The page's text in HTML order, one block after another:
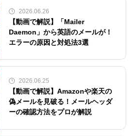
2026.06.26
【動画で解説】「Mailer
Daemon」から英語のメールが！
エラーの原因と対処法3選
2026.06.25
【動画で解説】Amazonや楽天の
偽メールを見破る！メールヘッダ
ーの確認方法をプロが解説